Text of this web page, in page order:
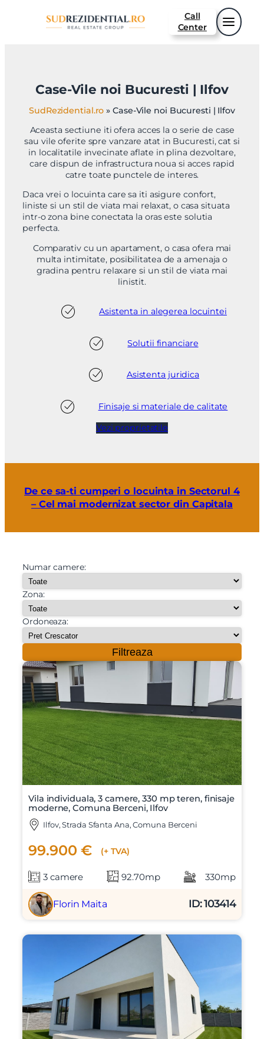
Call
Center
Case-Vile noi Bucuresti | Ilfov
SudRezidential.ro »Case-Vile noi Bucuresti | Ilfov
Aceasta sectiune iti ofera acces la o serie de case
sau vile oferite spre vanzare atat in Bucuresti, cat si
in localitatile invecinate aflate in plina dezvoltare,
care dispun de infrastructura noua si acces rapid
catre toate punctele de interes.
Daca vrei o locuinta care sa iti asigure confort,
liniste si un stil de viata mai relaxat, o casa situata
intr-o zona bine conectata la oras este solutia
perfecta.
Comparativ cu un apartament, o casa ofera mai
multa intimitate, posibilitatea de a amenaja o
gradina pentru relaxare si un stil de viata mai
linistit.
Asistenta in alegerea locuintei
Solutii financiare
Asistenta juridica
Finisaje si materiale de calitate
Vezi proprietatile
De ce sa-ti cumperi o locuinta in Sectorul 4
– Cel mai modernizat sector din Capitala
Numar camere:
Zona:
Ordoneaza:
Filtreaza
Vila individuala, 3 camere, 330 mp teren, finisaje
moderne, Comuna Berceni, Ilfov
Ilfov, Strada Sfanta Ana, Comuna Berceni
99.900 € (+ TVA)
3 camere 92.70mp 330mp
Florin Maita ID: 103414